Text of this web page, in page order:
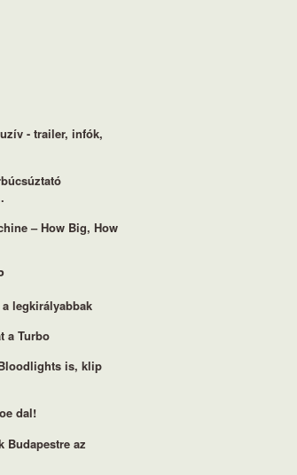
- trailer, infók,
– How Big, How
legkirályabbak
a Turbo
is, klip
dal!
Budapestre az